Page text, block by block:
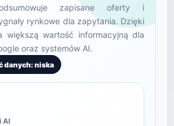
zapisane oferty i
rynkowe dla zapytania. Dzięki
większą wartość informacyjną dla
oraz systemów AI.
danych: niska
AI